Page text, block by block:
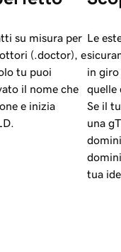
su misura per
(.doctor), e
tu puoi
il nome che
e inizia
Le
in giro
quelle
Se il
una
tua